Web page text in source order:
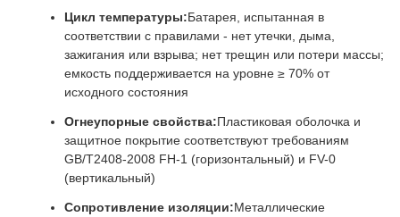
Цикл температуры:Батарея, испытанная в
соответствии с правилами - нет утечки, дыма,
зажигания или взрыва; нет трещин или потери массы;
емкость поддерживается на уровне ≥ 70% от
исходного состояния
Огнеупорные свойства:Пластиковая оболочка и
защитное покрытие соответствуют требованиям
GB/T2408-2008 FH-1 (горизонтальный) и FV-0
(вертикальный)
Сопротивление изоляции:Металлические